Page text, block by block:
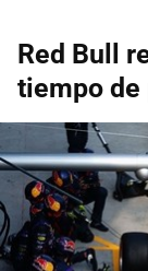
Red Bull
tiempo de